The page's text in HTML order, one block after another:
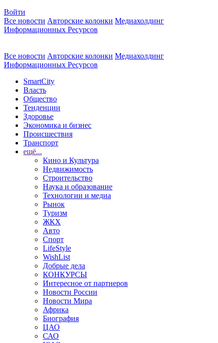
Войти
Все новости Авторские колонки Медиахолдинг
Информационных Ресурсов
Все новости Авторские колонки Медиахолдинг
Информационных Ресурсов
SmartCity
Власть
Общество
Тенденции
Здоровье
Экономика и бизнес
Происшествия
Транспорт
ещё...
Кино и Культура
Недвижимость
Строительство
Наука и образование
Технологии и медиа
Рынок
Туризм
ЖКХ
Авто
Спорт
LifeStyle
WishList
Добрые дела
КОНКУРСЫ
Интересное от партнеров
Новости России
Новости Мира
Африка
Биография
ЦАО
САО